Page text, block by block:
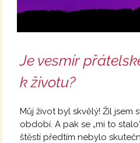
Je vesmír
k životu?
Můj život byl skvělý! Žil jsem
období. A pak se „mi to
štěstí předtím nebylo